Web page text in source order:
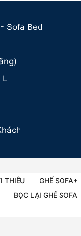
Sofa Bed
L
THIỆU GHẾ SOFA+
BỌC LẠI GHẾ SOFA